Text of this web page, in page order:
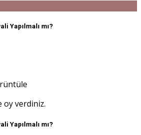
Yapılmalı mı?
oy verdiniz.
Yapılmalı mı?